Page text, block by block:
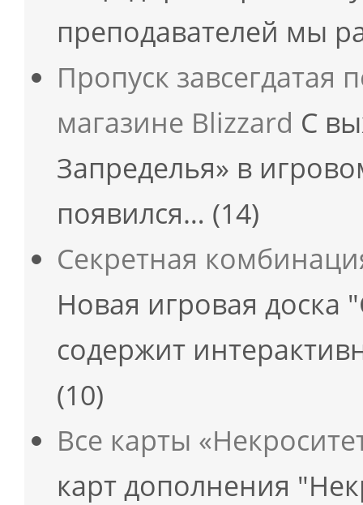
преподавателей мы
Пропуск завсегдатая
магазине Blizzard С
Запределья» в
появился… (14)
Секретная
Новая игровая доска
содержит
(10)
Все карты
карт дополнения